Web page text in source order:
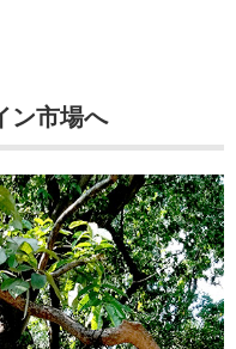
ン市場へ